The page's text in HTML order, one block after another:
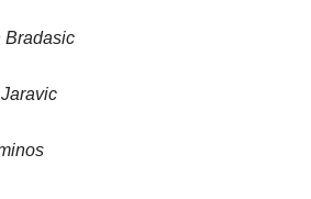
Bradasic